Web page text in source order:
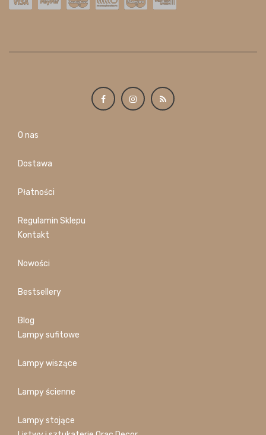
O nas
Dostawa
Płatności
Regulamin Sklepu
Kontakt
Nowości
Bestsellery
Blog
Lampy sufitowe
Lampy wiszące
Lampy ścienne
Lampy stojące